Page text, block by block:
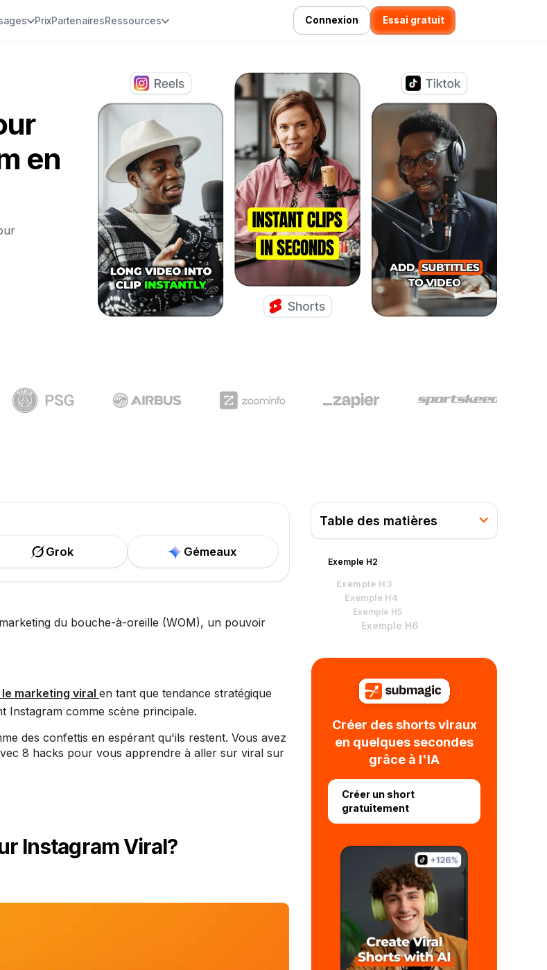
PrixPartenairesRessources Connexion Essai gratuit
en
Grok Gémeaux
du bouche-à-oreille (WOM), un pouvoir
marketing viral en tant que tendance stratégique
Instagram comme scène principale.
des confettis en espérant qu'ils restent. Vous avez
8 hacks pour vous apprendre à aller sur viral sur
Instagram Viral?
Table des matières
Exemple H2
Exemple H3
Exemple H4
Exemple H5
Exemple H6
Créer des shorts viraux
en quelques secondes
grâce à l'IA
Créer un short
gratuitement